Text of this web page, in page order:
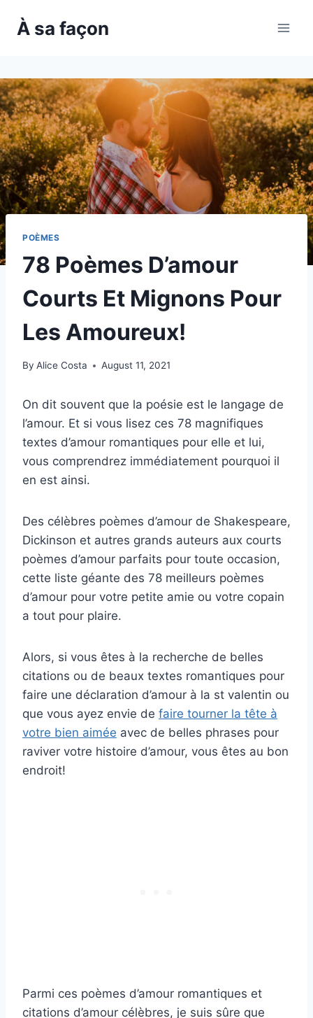
À sa façon
POÈMES
78 Poèmes D’amour
Courts Et Mignons Pour
Les Amoureux!
By Alice Costa August 11, 2021
On dit souvent que la poésie est le langage de
l’amour. Et si vous lisez ces 78 magnifiques
textes d’amour romantiques pour elle et lui,
vous comprendrez immédiatement pourquoi il
en est ainsi.
Des célèbres poèmes d’amour de Shakespeare,
Dickinson et autres grands auteurs aux courts
poèmes d’amour parfaits pour toute occasion,
cette liste géante des 78 meilleurs poèmes
d’amour pour votre petite amie ou votre copain
a tout pour plaire.
Alors, si vous êtes à la recherche de belles
citations ou de beaux textes romantiques pour
faire une déclaration d’amour à la st valentin ou
que vous ayez envie de faire tourner la tête à
votre bien aimée avec de belles phrases pour
raviver votre histoire d’amour, vous êtes au bon
endroit!
Parmi ces poèmes d’amour romantiques et
citations d’amour célèbres, je suis sûre que